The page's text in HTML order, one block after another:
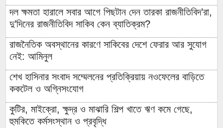
দল ক্ষমতা হারালে সবার আগে পিছটান দেন তারকা রাজনীতিবিদ’রা,
দু’দিনের রাজনীতিবিদ সাকিব কেন ব্যাতিক্রম?
রাজনৈতিক অবস্থানের কারণে সাকিবের দেশে ফেরার আর সুযোগ
নেই: আমিনুল
শেখ হাসিনার সংবাদ সম্মেলনের প্রতিক্রিয়ায় নওফেলের বাড়িতে
ককটেল ও অগ্নিসংযোগ
কুটির, মাইক্রো, ক্ষুদ্র ও মাঝারি শিল্প খাতে ঋণ কমে গেছে,
হুমকিতে কর্মসংস্থান ও প্রবৃদ্ধি